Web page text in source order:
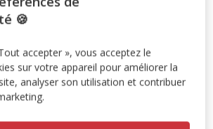
🍪
accepter », vous acceptez le
sur votre appareil pour améliorer la
analyser son utilisation et contribuer